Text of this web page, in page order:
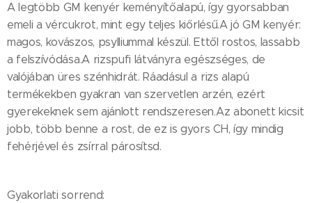
A legtöbb GM kenyér keményítőalapú, így gyorsabban
emeli a vércukrot, mint egy teljes kiőrlésű.A jó GM kenyér:
magos, kovászos, psylliummal készül. Ettől rostos, lassabb
a felszívódása.A rizspufi látványra egészséges, de
valójában üres szénhidrát. Ráadásul a rizs alapú
termékekben gyakran van szervetlen arzén, ezért
gyerekeknek sem ajánlott rendszeresen.Az abonett kicsit
jobb, több benne a rost, de ez is gyors CH, így mindig
fehérjével és zsírral párosítsd.
Gyakorlati sorrend: